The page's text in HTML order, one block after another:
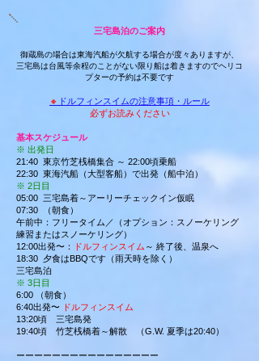
三宅島泊のご案内
御蔵島の場合は東海汽船が欠航する場合が度々ありますが、
三宅島は台風等余程のことがない限り船は着きますのでヘリコ
プターの予約は不要です
🔸 ドルフィンスイムの注意事項・ルール
必ずお読みください
基本スケジュール
※ 出発日
21:40 東京竹芝桟橋集合 ～ 22:00頃乗船
22:30 東海汽船（大型客船）で出発（船中泊）
※ 2日目
05:00 三宅島着～アーリーチェックイン仮眠
07:30 （朝食）
午前中：フリータイム／（オプション：スノーケリング
練習またはスノーケリング）
12:00出発〜：
ドルフィンスイム ～ 終了後、温泉へ
18:30 夕食はBBQです（雨天時を除く）
三宅島泊
※ 3日目
6:00 （朝食）
6:40出発〜 ドルフィンスイム
13:20頃 三宅島発
19:40頃 竹芝桟橋着～解散 （G.W. 夏季は20:40）
ーーーーーーーーーーーーーーーー